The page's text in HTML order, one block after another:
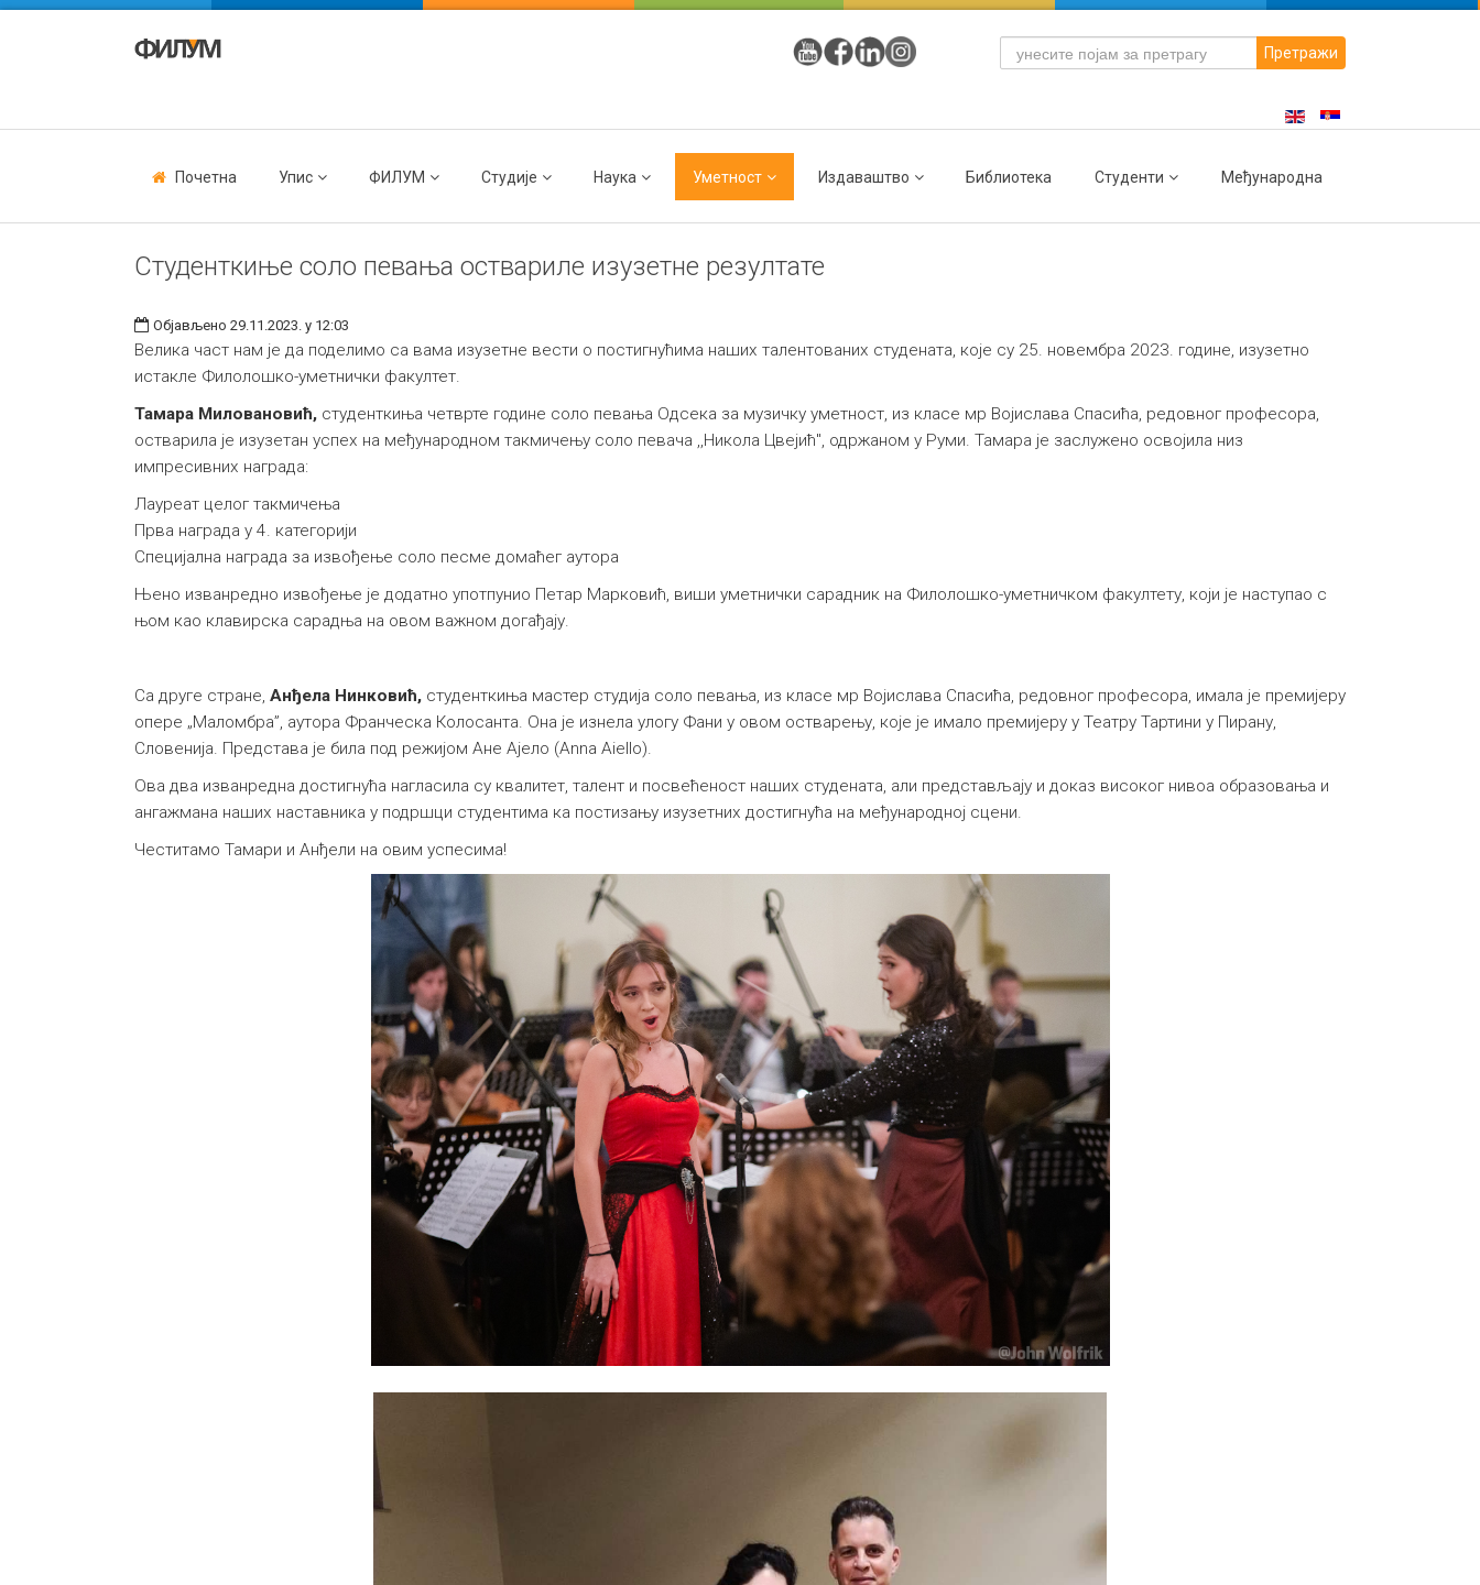
Претражи
Почетна Упис ФИЛУМ Студије Наука Уметност Издаваштво Библиотека Студенти Међународна
Студенткиње соло певања оствариле изузетне резултате
Објављено 29.11.2023. у 12:03
Велика част нам је да поделимо са вама изузетне вести о постигнућима наших талентованих студената, које су 25. новембра 2023. године, изузетно
истакле Филолошко-уметнички факултет.
Тамара Миловановић, студенткиња четврте године соло певања Одсека за музичку уметност, из класе мр Војислава Спасића, редовног професора,
остварила је изузетан успех на међународном такмичењу соло певача ,,Никола Цвејић", одржаном у Руми. Тамара је заслужено освојила низ
импресивних награда:
Лауреат целог такмичења
Прва награда у 4. категорији
Специјална награда за извођење соло песме домаћег аутора
Њено изванредно извођење је додатно употпунио Петар Марковић, виши уметнички сарадник на Филолошко-уметничком факултету, који је наступао с
њом као клавирска сарадња на овом важном догађају.
Са друге стране, Анђела Нинковић, студенткиња мастер студија соло певања, из класе мр Војислава Спасића, редовног професора, имала је премијеру
опере „Маломбра”, аутора Франческа Колосанта. Она је изнела улогу Фани у овом остварењу, које је имало премијеру у Театру Тартини у Пирану,
Словенија. Представа је била под режијом Ане Ајело (Anna Aiello).
Ова два изванредна достигнућа нагласила су квалитет, талент и посвећеност наших студената, али представљају и доказ високог нивоа образовања и
ангажмана наших наставника у подршци студентима ка постизању изузетних достигнућа на међународној сцени.
Честитамо Тамари и Анђели на овим успесима!